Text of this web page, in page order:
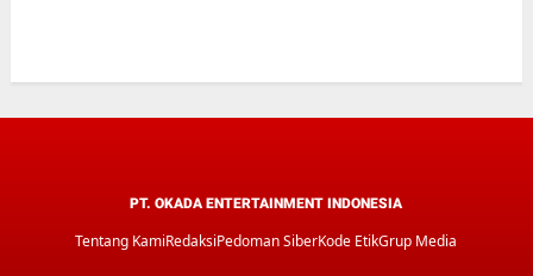
PT. OKADA ENTERTAINMENT INDONESIA
Tentang KamiRedaksiPedoman SiberKode EtikGrup Media